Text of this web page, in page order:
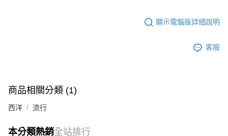
顯示電腦版詳細說明
客服
商品相關分類 (1)
西洋 流行
本分類熱銷全站排行